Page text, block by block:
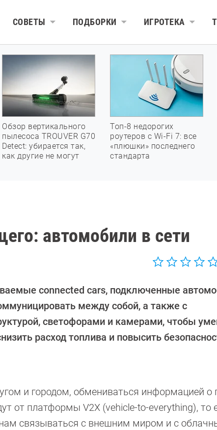
СОВЕТЫ ПОДБОРКИ ИГРОТЕКА
Обзор вертикального
пылесоса TROUVER G70
Detect: убирается так,
как другие не могут
Топ-8 недорогих
роутеров с Wi-Fi 7: все
«плюшки» последнего
стандарта
автомобили в сети
connected cars, подключенные
между собой, а также с
светофорами и камерами, чтобы
расход топлива и повысить
и городом, обмениваться информацией о
от платформы V2X (vehicle-to-everything), то
связываться с внешним миром и с